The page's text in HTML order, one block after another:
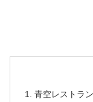
青空レストラ